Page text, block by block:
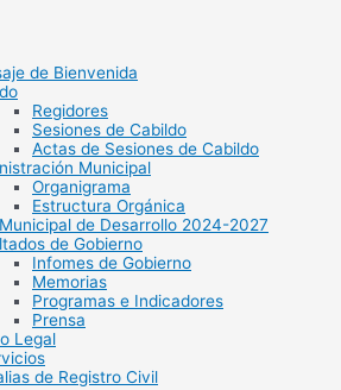
de Bienvenida
Regidores
Sesiones de Cabildo
Actas de Sesiones de Cabildo
Municipal
Organigrama
Estructura Orgánica
de Desarrollo 2024-2027
de Gobierno
Infomes de Gobierno
Memorias
Programas e Indicadores
Prensa
Legal
de Registro Civil